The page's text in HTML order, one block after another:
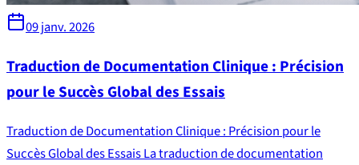
09 janv. 2026
Traduction de Documentation Clinique : Précision
pour le Succès Global des Essais
Traduction de Documentation Clinique : Précision pour le
Succès Global des Essais La traduction de documentation